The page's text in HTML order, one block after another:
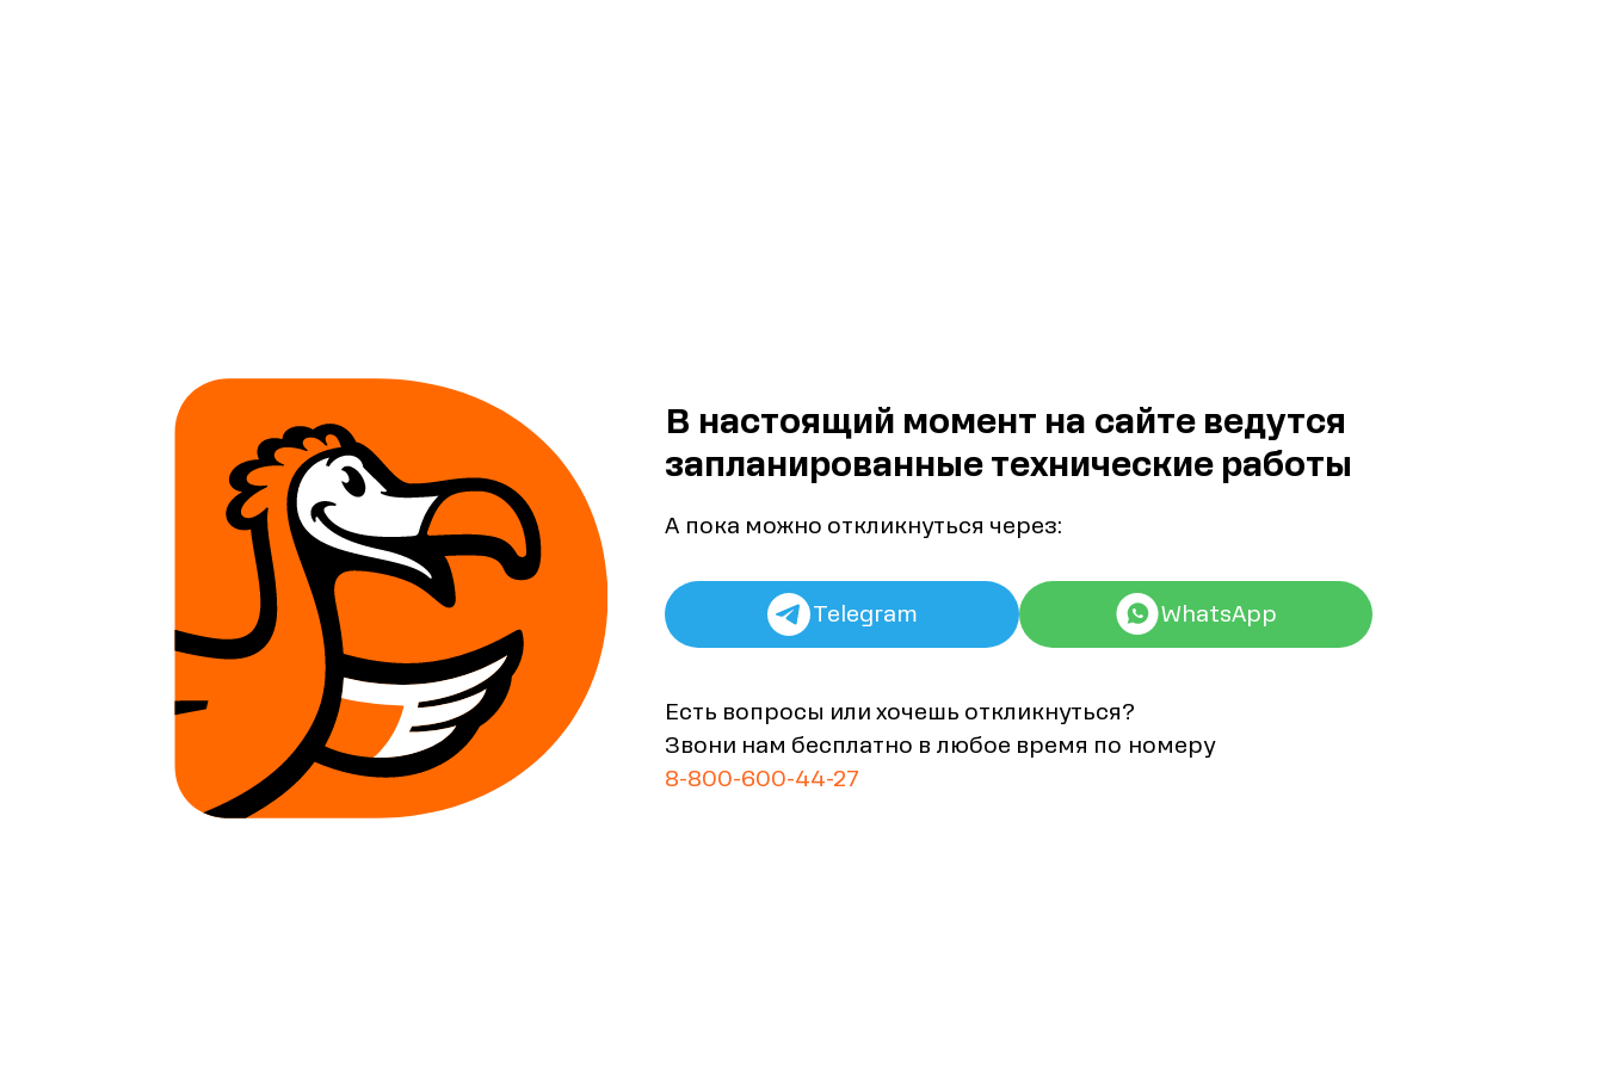
В настоящий момент на сайте ведутся
запланированные технические работы
А пока можно откликнуться через:
Telegram WhatsApp
Есть вопросы или хочешь откликнуться?
Звони нам бесплатно в любое время по номеру
8-800-600-44-27